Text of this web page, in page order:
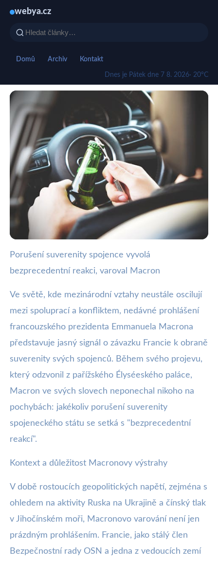
webya.cz
Domů Archiv Kontakt
Dnes je Pátek dne 7 8. 2026· 20°C
webya.cz
Macron varuje: Porušení
suverenity spojenců vyvolá silnou
reakci!
Porušení suverenity spojence vyvolá
bezprecedentní reakci, varoval Macron
Ve světě, kde mezinárodní vztahy neustále oscilují
mezi spoluprací a konfliktem, nedávné prohlášení
francouzského prezidenta Emmanuela Macrona
představuje jasný signál o závazku Francie k obraně
suverenity svých spojenců. Během svého projevu,
který odzvonil z pařížského Élyséeského paláce,
Macron ve svých slovech neponechal nikoho na
pochybách: jakékoliv porušení suverenity
spojeneckého státu se setká s "bezprecedentní
reakcí".
Kontext a důležitost Macronovy výstrahy
V době rostoucích geopolitických napětí, zejména s
ohledem na aktivity Ruska na Ukrajině a čínský tlak
v Jihočínském moři, Macronovo varování není jen
prázdným prohlášením. Francie, jako stálý člen
Bezpečnostní rady OSN a jedna z vedoucích zemí